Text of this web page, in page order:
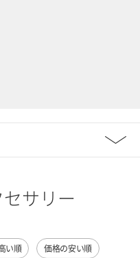
サリー
い順 価格の安い順